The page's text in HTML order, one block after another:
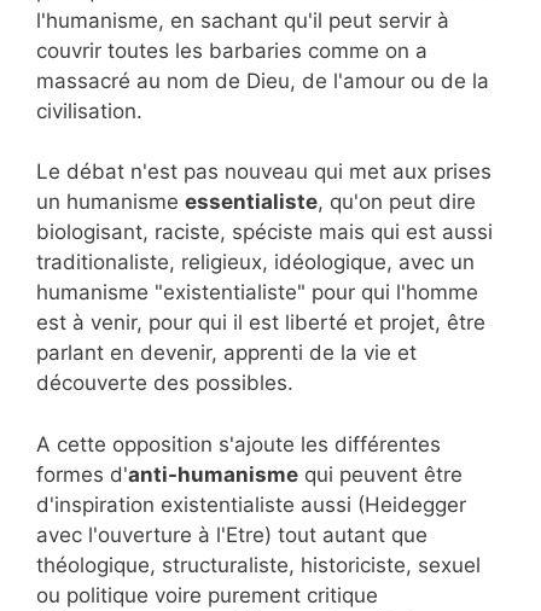
l'humanisme, en sachant qu'il peut servir à
couvrir toutes les barbaries comme on a
massacré au nom de Dieu, de l'amour ou de la
civilisation.
Le débat n'est pas nouveau qui met aux prises
un humanisme essentialiste, qu'on peut dire
biologisant, raciste, spéciste mais qui est aussi
traditionaliste, religieux, idéologique, avec un
humanisme "existentialiste" pour qui l'homme
est à venir, pour qui il est liberté et projet, être
parlant en devenir, apprenti de la vie et
découverte des possibles.
A cette opposition s'ajoute les différentes
formes d'anti-humanisme qui peuvent être
d'inspiration existentialiste aussi (Heidegger
avec l'ouverture à l'Etre) tout autant que
théologique, structuraliste, historiciste, sexuel
ou politique voire purement critique